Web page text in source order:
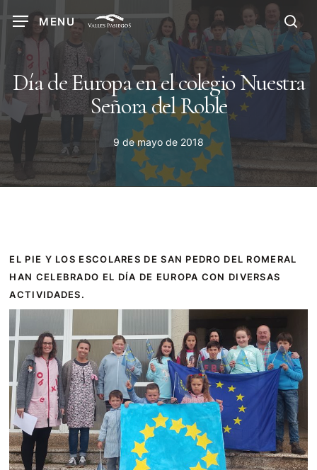
main
content
MENU
Día de Europa en el colegio Nuestra
Señora del Roble
9 de mayo de 2018
EL PIE Y LOS ESCOLARES DE SAN PEDRO DEL ROMERAL
HAN CELEBRADO EL DÍA DE EUROPA CON DIVERSAS
ACTIVIDADES.